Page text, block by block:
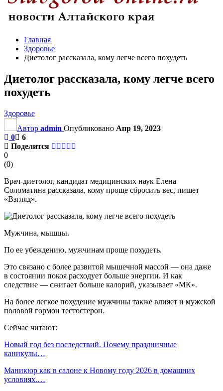
Главная
Здоровье
Диетолог рассказала, кому легче всего похудеть
Диетолог рассказала, кому легче всего
похудеть
Здоровье
Автор admin Опубликовано Апр 19, 2023
0
6
Поделится
0
(0)
Врач-диетолог, кандидат медицинских наук Елена
Соломатина рассказала, кому проще сбросить вес, пишет
«Взгляд».
Мужчина, мышцы.
По ее убеждению, мужчинам проще похудеть.
Это связано с более развитой мышечной массой — она даже
в состоянии покоя расходует больше энергии. И как
следствие — сжигает больше калорий, указывает «МК».
На более легкое похудение мужчины также влияет и мужской
половой гормон тестостерон.
Сейчас читают:
Новый год без последствий. Почему праздничные
каникулы…
Маникюр как в салоне к Новому году 2026 в домашних
условиях.…